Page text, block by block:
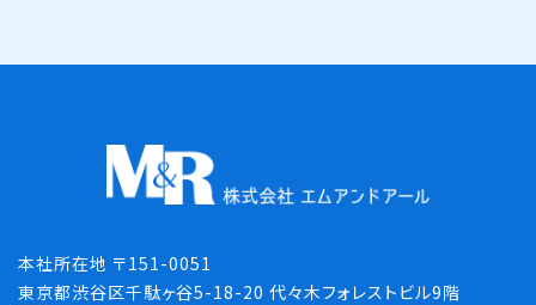
本社所在地 〒151-0051
東京都渋谷区千駄ヶ谷5-18-20 代々木フォレストビル9階